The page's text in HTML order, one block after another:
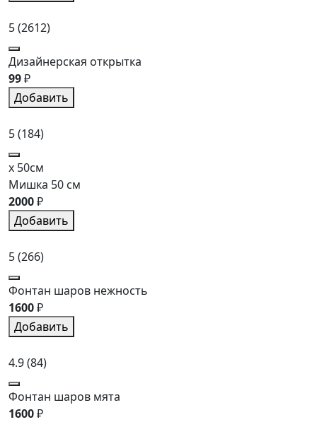
5(2612)
Дизайнерская открытка
99₽
Добавить
5(184)
x 50см
Мишка 50 см
2000₽
Добавить
5(266)
Фонтан шаров нежность
1600₽
Добавить
4.9(84)
Фонтан шаров мята
1600₽